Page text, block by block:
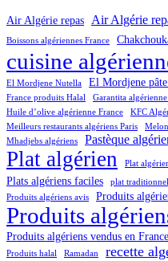
Air Algérie repas Air Algérie
Boissons algériennes France
cuisine
El Mordjene Nutella
El Mordjene
France produits Halal
Garantita
Huile d’olive algérienne France KFC
Meilleurs restaurants algériens Paris
Mhadjebs algériens
Pastèque
Plat algérien Plat
Plats algériens faciles plat
Produits algériens avis Produits
Produits
Produits algériens vendus en France
Produits halal Ramadan recette